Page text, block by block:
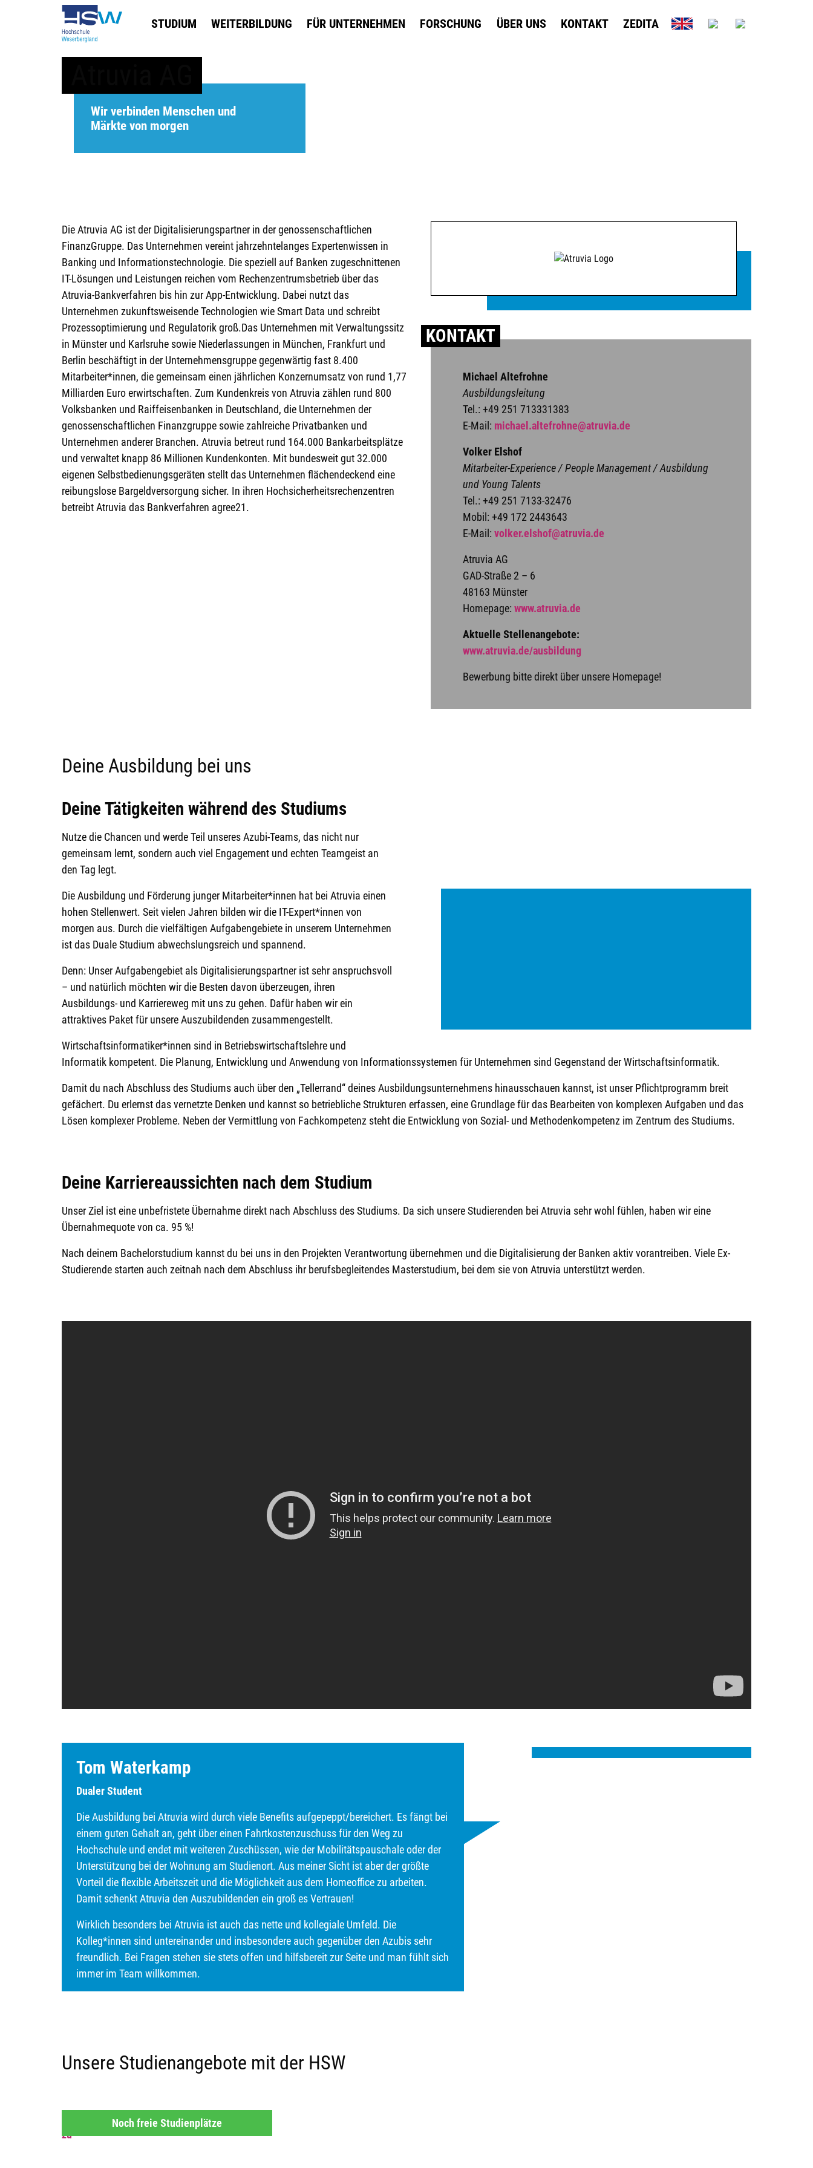
STUDIUM WEITERBILDUNG FÜR UNTERNEHMEN FORSCHUNG ÜBER UNS KONTAKT ZEDITA
Wir verbinden Menschen und
Märkte von morgen
KONTAKT
Michael Altefrohne
Ausbildungsleitung
Tel.: +49 251 713331383
E-Mail: michael.altefrohne@atruvia.de
Volker Elshof
Mitarbeiter-Experience / People Management / Ausbildung
und Young Talents
Tel.: +49 251 7133-32476
Mobil: +49 172 2443643
E-Mail: volker.elshof@atruvia.de
Atruvia AG
GAD-Straße 2 – 6
48163 Münster
Homepage: www.atruvia.de
Aktuelle Stellenangebote:
www.atruvia.de/ausbildung
Bewerbung bitte direkt über unsere Homepage!
Die Atruvia AG ist der Digitalisierungspartner in der genossenschaftlichen
FinanzGruppe. Das Unternehmen vereint jahrzehntelanges Expertenwissen in
Banking und Informationstechnologie. Die speziell auf Banken zugeschnittenen
IT-Lösungen und Leistungen reichen vom Rechenzentrumsbetrieb über das
Atruvia-Bankverfahren bis hin zur App-Entwicklung. Dabei nutzt das
Unternehmen zukunftsweisende Technologien wie Smart Data und schreibt
Prozessoptimierung und Regulatorik groß.Das Unternehmen mit Verwaltungssitz
in Münster und Karlsruhe sowie Niederlassungen in München, Frankfurt und
Berlin beschäftigt in der Unternehmensgruppe gegenwärtig fast 8.400
Mitarbeiter*innen, die gemeinsam einen jährlichen Konzernumsatz von rund 1,77
Milliarden Euro erwirtschaften. Zum Kundenkreis von Atruvia zählen rund 800
Volksbanken und Raiffeisenbanken in Deutschland, die Unternehmen der
genossenschaftlichen Finanzgruppe sowie zahlreiche Privatbanken und
Unternehmen anderer Branchen. Atruvia betreut rund 164.000 Bankarbeitsplätze
und verwaltet knapp 86 Millionen Kundenkonten. Mit bundesweit gut 32.000
eigenen Selbstbedienungsgeräten stellt das Unternehmen flächendeckend eine
reibungslose Bargeldversorgung sicher. In ihren Hochsicherheitsrechenzentren
betreibt Atruvia das Bankverfahren agree21.
Deine Ausbildung bei uns
Deine Tätigkeiten während des Studiums
Nutze die Chancen und werde Teil unseres Azubi-Teams, das nicht nur
gemeinsam lernt, sondern auch viel Engagement und echten Teamgeist an
den Tag legt.
Die Ausbildung und Förderung junger Mitarbeiter*innen hat bei Atruvia einen
hohen Stellenwert. Seit vielen Jahren bilden wir die IT-Expert*innen von
morgen aus. Durch die vielfältigen Aufgabengebiete in unserem Unternehmen
ist das Duale Studium abwechslungsreich und spannend.
Denn: Unser Aufgabengebiet als Digitalisierungspartner ist sehr anspruchsvoll
– und natürlich möchten wir die Besten davon überzeugen, ihren
Ausbildungs- und Karriereweg mit uns zu gehen. Dafür haben wir ein
attraktives Paket für unsere Auszubildenden zusammengestellt.
Wirtschaftsinformatiker*innen sind in Betriebswirtschaftslehre und
Informatik kompetent. Die Planung, Entwicklung und Anwendung von Informationssystemen für Unternehmen sind Gegenstand der Wirtschaftsinformatik.
Damit du nach Abschluss des Studiums auch über den „Tellerrand“ deines Ausbildungsunternehmens hinausschauen kannst, ist unser Pflichtprogramm breit
gefächert. Du erlernst das vernetzte Denken und kannst so betriebliche Strukturen erfassen, eine Grundlage für das Bearbeiten von komplexen Aufgaben und das
Lösen komplexer Probleme. Neben der Vermittlung von Fachkompetenz steht die Entwicklung von Sozial- und Methodenkompetenz im Zentrum des Studiums.
Deine Karriereaussichten nach dem Studium
Unser Ziel ist eine unbefristete Übernahme direkt nach Abschluss des Studiums. Da sich unsere Studierenden bei Atruvia sehr wohl fühlen, haben wir eine
Übernahmequote von ca. 95 %!
Nach deinem Bachelorstudium kannst du bei uns in den Projekten Verantwortung übernehmen und die Digitalisierung der Banken aktiv vorantreiben. Viele Ex-
Studierende starten auch zeitnah nach dem Abschluss ihr berufsbegleitendes Masterstudium, bei dem sie von Atruvia unterstützt werden.
Tom Waterkamp
Dualer Student
Die Ausbildung bei Atruvia wird durch viele Benefits aufgepeppt/bereichert. Es fängt bei
einem guten Gehalt an, geht über einen Fahrtkostenzuschuss für den Weg zu
Hochschule und endet mit weiteren Zuschüssen, wie der Mobilitätspauschale oder der
Unterstützung bei der Wohnung am Studienort. Aus meiner Sicht ist aber der größte
Vorteil die flexible Arbeitszeit und die Möglichkeit aus dem Homeoffice zu arbeiten.
Damit schenkt Atruvia den Auszubildenden ein groß es Vertrauen!
Wirklich besonders bei Atruvia ist auch das nette und kollegiale Umfeld. Die
Kolleg*innen sind untereinander und insbesondere auch gegenüber den Azubis sehr
freundlich. Bei Fragen stehen sie stets offen und hilfsbereit zur Seite und man fühlt sich
immer im Team willkommen.
Unsere Studienangebote mit der HSW
Noch freie Studienplätze